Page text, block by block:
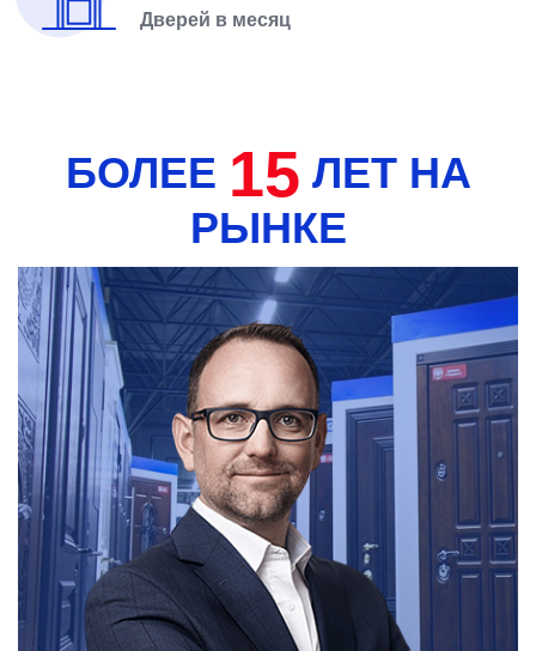
Дверей в месяц
БОЛЕЕ 15 ЛЕТ НА
РЫНКЕ